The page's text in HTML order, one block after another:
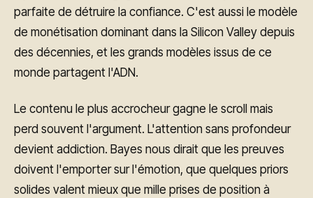
parfaite de détruire la confiance. C'est aussi le modèle
de monétisation dominant dans la Silicon Valley depuis
des décennies, et les grands modèles issus de ce
monde partagent l'ADN.
Le contenu le plus accrocheur gagne le scroll mais
perd souvent l'argument. L'attention sans profondeur
devient addiction. Bayes nous dirait que les preuves
doivent l'emporter sur l'émotion, que quelques priors
solides valent mieux que mille prises de position à